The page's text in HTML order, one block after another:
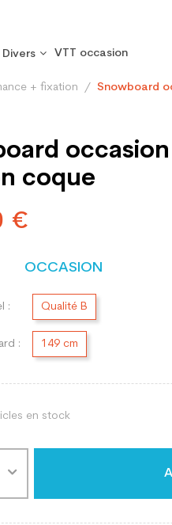
Divers VTT occasion
+ fixation Snowboard
coque
€
OCCASION
: Qualité B
: 149 cm
en stock